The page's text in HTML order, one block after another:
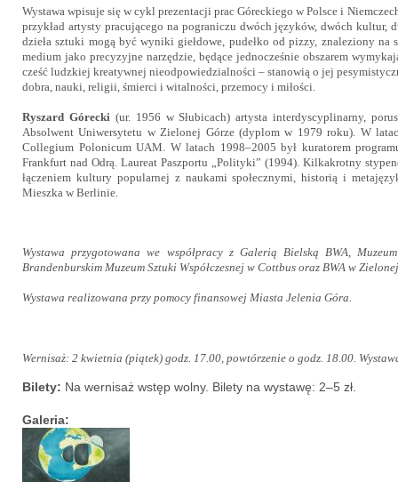
Wystawa wpisuje się w cykl prezentacji prac Góreckiego w Polsce i
przykład artysty pracującego na pograniczu dwóch języków, dwóch kultur,
dzieła sztuki mogą być wyniki giełdowe, pudełko od pizzy, znaleziony na
medium jako precyzyjne narzędzie, będące jednocześnie obszarem
cześć ludzkiej kreatywnej nieodpowiedzialności – stanowią o jej
dobra, nauki, religii, śmierci i witalności, przemocy i miłości.
Ryszard Górecki (ur. 1956 w Słubicach) artysta interdyscyplinarny,
Absolwent Uniwersytetu w Zielonej Górze (dyplom w 1979 roku). W
Collegium Polonicum UAM. W latach 1998–2005 był kuratorem
Frankfurt nad Odrą. Laureat Paszportu „Polityki” (1994). Kilkakrotny
łączeniem kultury popularnej z naukami społecznymi, historią i
Mieszka w Berlinie.
Wystawa przygotowana we współpracy z Galerią Bielską BWA,
Brandenburskim Muzeum Sztuki Współczesnej w Cottbus oraz BWA w
Wystawa realizowana przy pomocy finansowej Miasta Jelenia Góra.
Wernisaż: 2 kwietnia (piątek) godz. 17.00, powtórzenie o godz. 18.00.
Bilety: Na wernisaż wstęp wolny. Bilety na wystawę: 2–5 zł.
Galeria: